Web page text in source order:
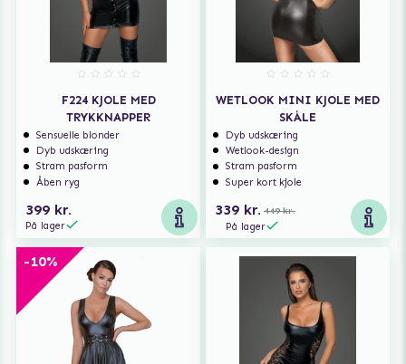
F224 KJOLE MED
TRYKKNAPPER
Sensuelle blonder
Dyb udskæring
Stram pasform
Åben ryg
399 kr.
På lager
WETLOOK MINI KJOLE MED
SKÅLE
Dyb udskæring
Wetlook-design
Stram pasform
Super kort kjole
339 kr. 449 kr.
På lager
-10%